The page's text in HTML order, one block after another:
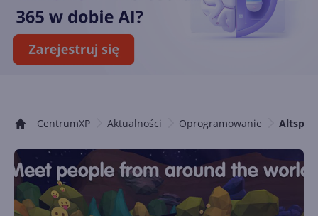
CentrumXP Aktualności Oprogramowanie